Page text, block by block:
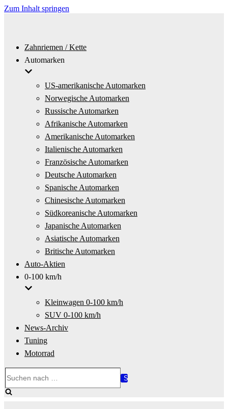
Zum Inhalt springen
Zahnriemen / Kette
Automarken
US-amerikanische Automarken
Norwegische Automarken
Russische Automarken
Afrikanische Automarken
Amerikanische Automarken
Italienische Automarken
Französische Automarken
Deutsche Automarken
Spanische Automarken
Chinesische Automarken
Südkoreanische Automarken
Japanische Automarken
Asiatische Automarken
Britische Automarken
Auto-Aktien
0-100 km/h
Kleinwagen 0-100 km/h
SUV 0-100 km/h
News-Archiv
Tuning
Motorrad
nach …